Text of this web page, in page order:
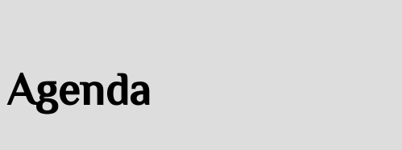
Agenda